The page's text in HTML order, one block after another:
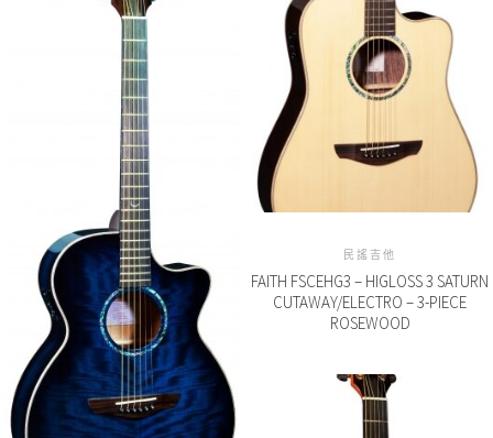
民謠吉他
FAITH FSCEHG3 – HIGLOSS 3 SATURN
CUTAWAY/ELECTRO – 3-PIECE
ROSEWOOD